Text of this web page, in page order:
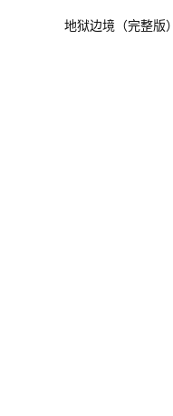
地狱边境（完整版